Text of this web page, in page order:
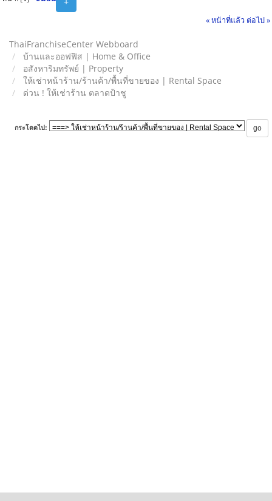
+
« หน้าที่แล้ว ต่อไป »
ThaiFranchiseCenter Webboard
บ้านและออฟฟิส | Home & Office
อสังหาริมทรัพย์ | Property
ให้เช่าหน้าร้าน/ร้านค้า/พื้นที่ขายของ | Rental Space
ด่วน ! ให้เช่าร้าน ตลาดป้าชู
กระโดดไป: